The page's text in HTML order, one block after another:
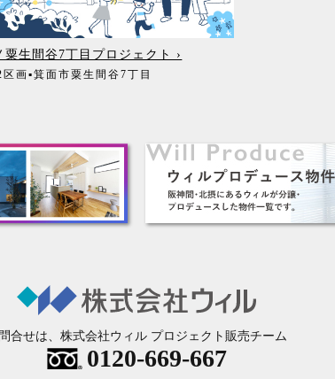
粟生間谷7丁目プロジェクト ›
区画▪箕面市粟生間谷7丁目
合せは、株式会社ウィル プロジェクト販売チーム
0120-669-667